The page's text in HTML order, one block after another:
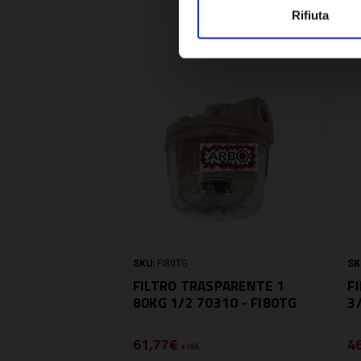
Rifiuta
SKU: FI80TG
FILTRO TRASPARENTE 1
80KG 1/2 70310 - FI80TG
61,77€ + IVA